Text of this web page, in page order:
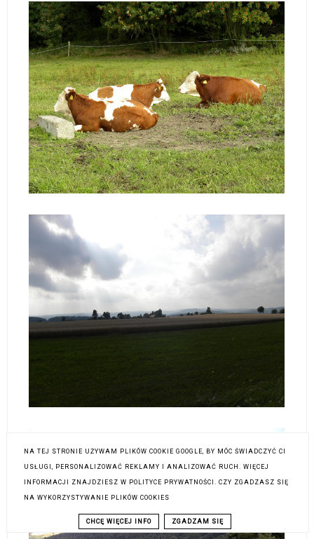
NA TEJ STRONIE UŻYWAM PLIKÓW COOKIE GOOGLE, BY MÓC ŚWIADCZYĆ CI
USŁUGI, PERSONALIZOWAĆ REKLAMY I ANALIZOWAĆ RUCH. WIĘCEJ
INFORMACJI ZNAJDZIESZ W POLITYCE PRYWATNOŚCI. CZY ZGADZASZ SIĘ
NA WYKORZYSTYWANIE PLIKÓW COOKIES
CHCĘ WIĘCEJ INFO ZGADZAM SIĘ